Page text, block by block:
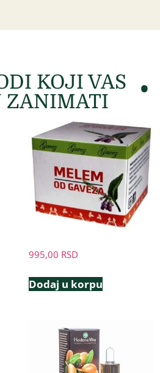
KOJI VAS
ZANIMATI
995,00 RSD
Dodaj u korpu